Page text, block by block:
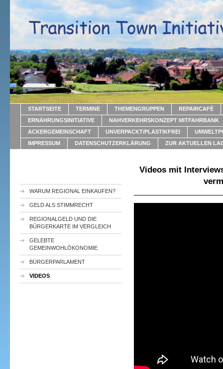
STARTSEITE TERMINE THEMENGRUPPEN
REPAIRCAFÉ
ERNÄHRUNGSINITIATIVE
NAHVERKEHRSKONZEPT MITFAHRBANK
ACKERGEMEINSCHAFT
UNVERPACKT/PLASTIKFREI
IMPRESSUM
DATENSCHUTZERKLÄRUNG ZUR AKTUELLEN
WARUM REGIONAL EINKAUFEN?
GELD ALS STIMMRECHT
REGIONALGELD UND DIE
BÜRGERKARTE IM VERGLEICH
GELEBTE
GEMEINWOHLÖKONOMIE
BÜRGERPARLAMENT
VIDEOS
Videos mit